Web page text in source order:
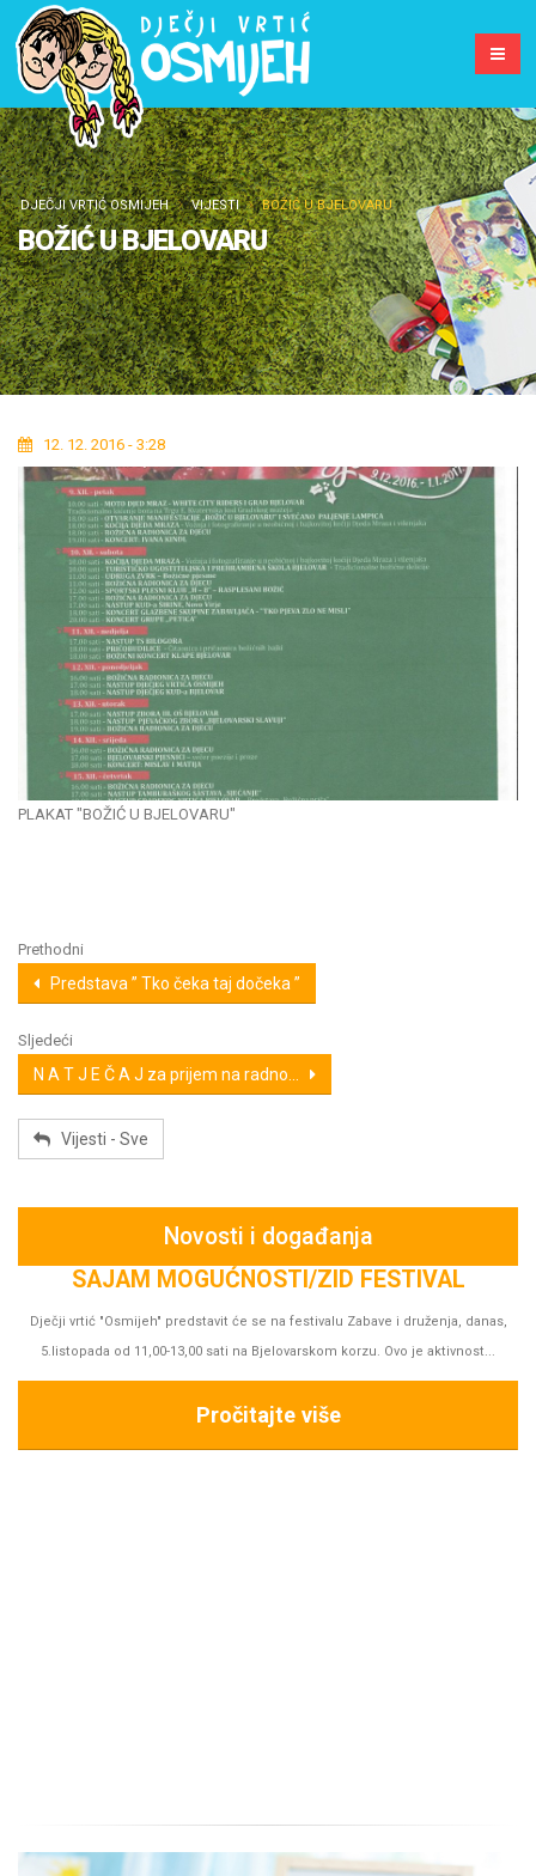
DJEČJI VRTIĆ OSMIJEH VIJESTI BOŽIĆ U BJELOVARU
BOŽIĆ U BJELOVARU
12. 12. 2016 - 3:28
PLAKAT "BOŽIĆ U BJELOVARU"
Prethodni
Predstava ” Tko čeka taj dočeka ”
Sljedeći
N A T J E Č A J za prijem na radno...
Vijesti - Sve
Novosti i događanja